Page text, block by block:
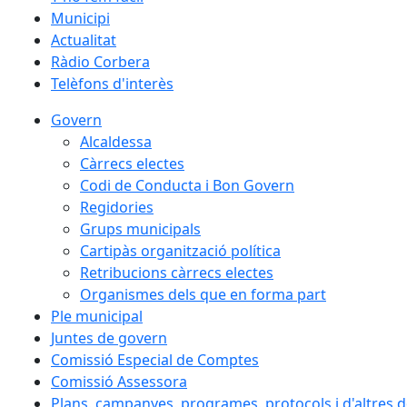
Municipi
Actualitat
Ràdio Corbera
Telèfons d'interès
Govern
Alcaldessa
Càrrecs electes
Codi de Conducta i Bon Govern
Regidories
Grups municipals
Cartipàs organització política
Retribucions càrrecs electes
Organismes dels que en forma part
Ple municipal
Juntes de govern
Comissió Especial de Comptes
Comissió Assessora